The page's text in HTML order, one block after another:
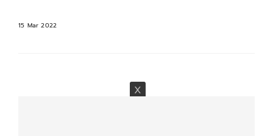
15 Mar 2022